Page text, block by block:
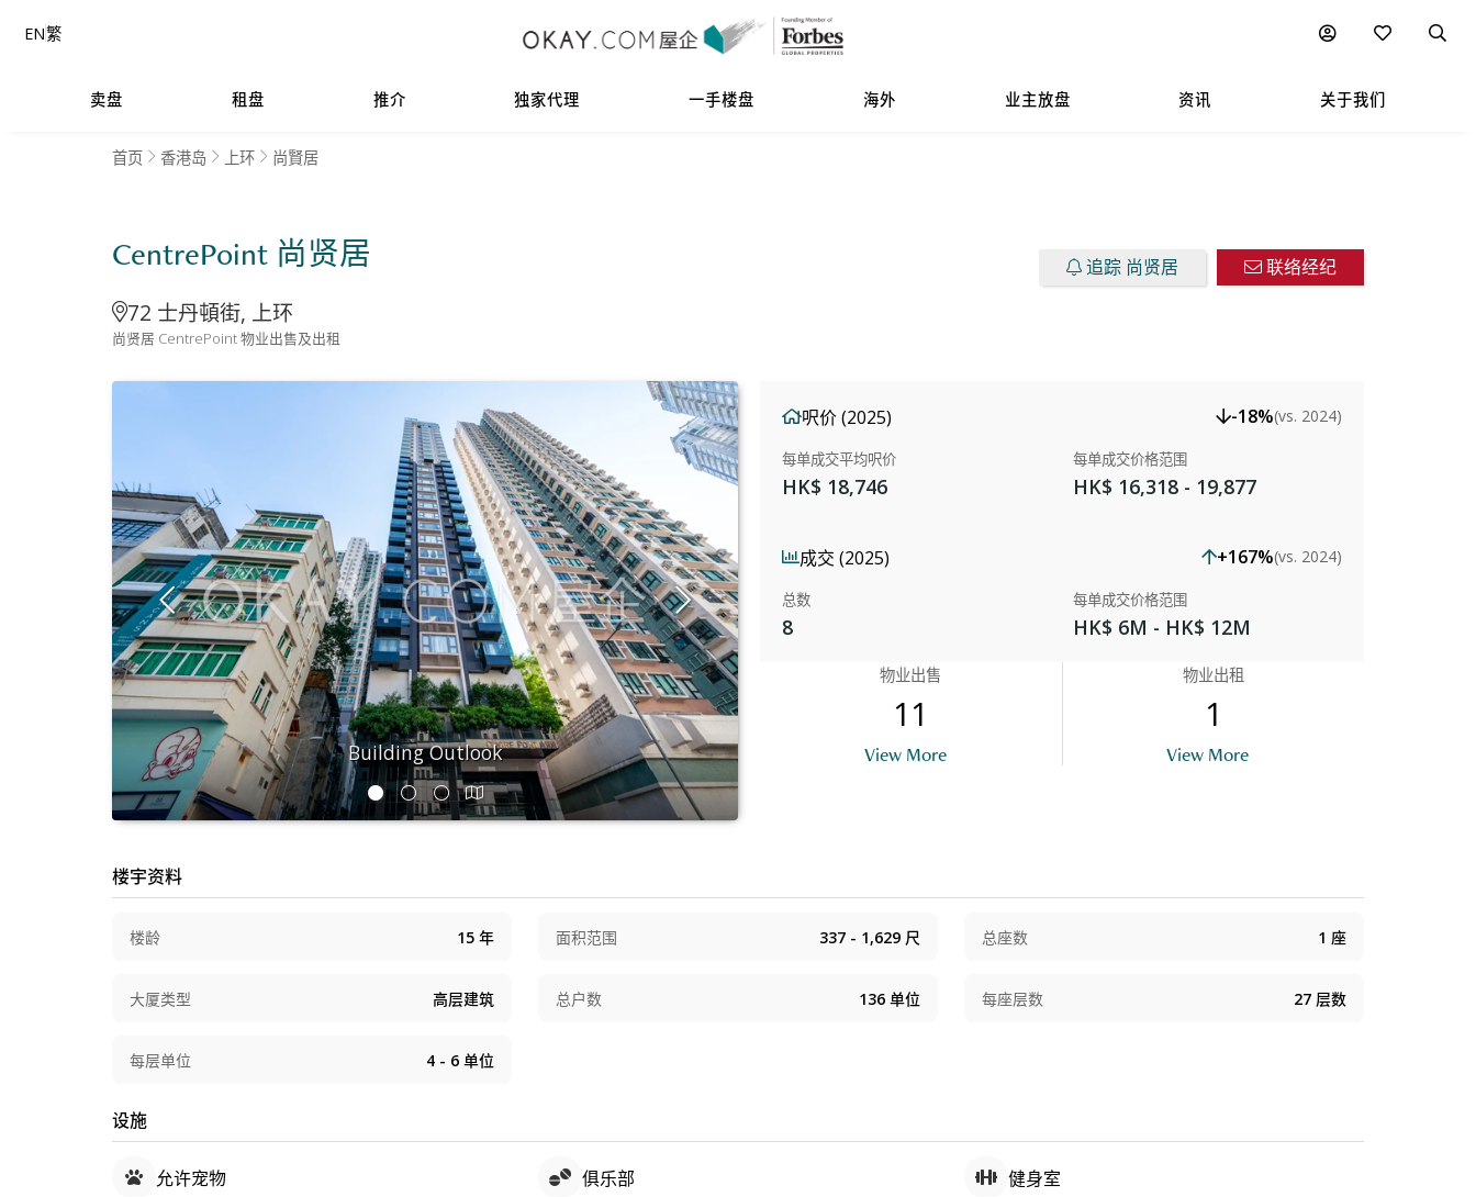
卖盘 租盘 推介 独家代理 一手楼盘 海外 业主放盘 资讯 关于我们
EN繁 附近热门项目
首页 香港岛 上环 尚賢居
CentrePoint 尚贤居
72 士丹頓街, 上环
追踪 尚贤居 联络经纪
尚贤居 CentrePoint 物业出售及出租
Building Outlook
呎价 (2025) -18%(vs. 2024)
每单成交平均呎价
HK$ 18,746
每单成交价格范围
HK$ 16,318 - 19,877
成交 (2025) +167%(vs. 2024)
总数
8
每单成交价格范围
HK$ 6M - HK$ 12M
物业出售
11
View More
物业出租
1
View More
楼宇资料
楼龄 15 年 面积范围 337 - 1,629 尺 总座数 1 座
大厦类型 高层建筑 总户数 136 单位 每座层数 27 层数
每层单位 4 - 6 单位
设施
允许宠物 俱乐部 健身室